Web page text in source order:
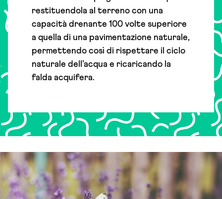
restituendola al terreno con una
capacità drenante 100 volte superiore
a quella di una pavimentazione naturale,
permettendo così di rispettare il ciclo
naturale dell’acqua e ricaricando la
falda acquifera.